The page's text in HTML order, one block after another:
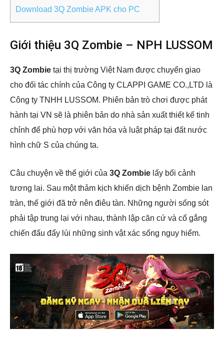
Download 3Q Zombie APK cho PC
Giới thiệu 3Q Zombie – NPH LUSSOM
3Q Zombie tại thị trường Việt Nam được chuyển giao
cho đối tác chính của Công ty CLAPPI GAME CO.,LTD là
Công ty TNHH LUSSOM. Phiên bản trò chơi được phát
hành tại VN sẽ là phiên bản do nhà sản xuất thiết kế tinh
chỉnh để phù hợp với văn hóa và luật pháp tại đất nước
hình chữ S của chúng ta.
Câu chuyện về thế giới của 3Q Zombie lấy bối cảnh
tương lai. Sau một thảm kịch khiến dịch bệnh Zombie lan
tràn, thế giới đã trở nên điêu tàn. Những người sống sót
phải tập trung lại với nhau, thành lập căn cứ và cố gắng
chiến đấu đẩy lùi những sinh vật xác sống nguy hiểm.